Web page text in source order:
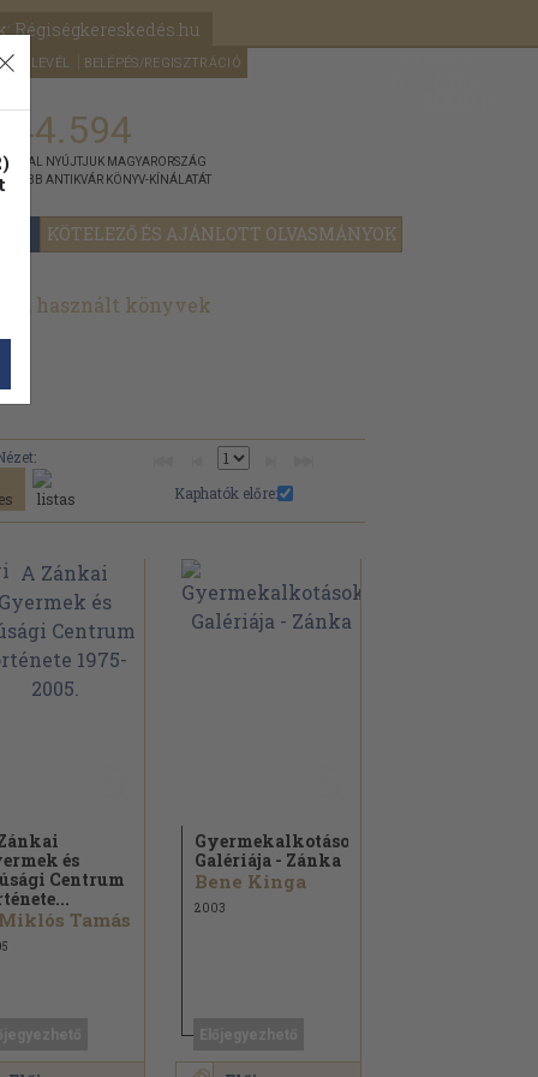
Régiségkereskedés.hu
HÍRLEVÉL BELÉPÉS/REGISZTRÁCIÓ
KÖTELEZŐ ÉS AJÁNLOTT OLVASMÁNYOK
NYÚJTJUK MAGYARORSZÁG
ANTIKVÁR KÖNYV-KÍNÁLATÁT
használt könyvek
Kaphatók előre:
és
Centrum
Miklós Tamás
Gyermekalkotások
Galériája - Zánka
Bene Kinga
2003